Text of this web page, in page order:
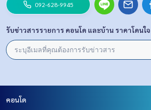
092-628-9945
รับข่าวสารรายการ คอนโด และบ้าน ราคาโดนใจ
คอนโด